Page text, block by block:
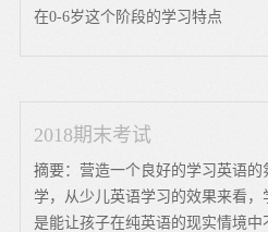
在0-6岁这个阶段的学习特点
2018期末考试
摘要：营造一个良好的学习英语
学，从少儿英语学习的效果来看
是能让孩子在纯英语的现实情境